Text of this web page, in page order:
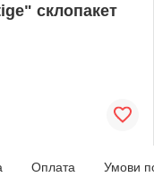
склопакет
Оплата Умови